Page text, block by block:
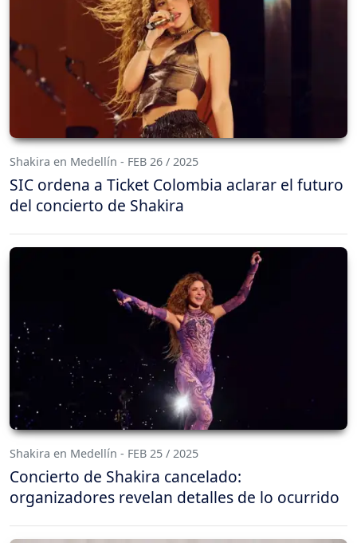
Shakira en Medellín - FEB 26 / 2025
SIC ordena a Ticket Colombia aclarar el futuro
del concierto de Shakira
Shakira en Medellín - FEB 25 / 2025
Concierto de Shakira cancelado:
organizadores revelan detalles de lo ocurrido